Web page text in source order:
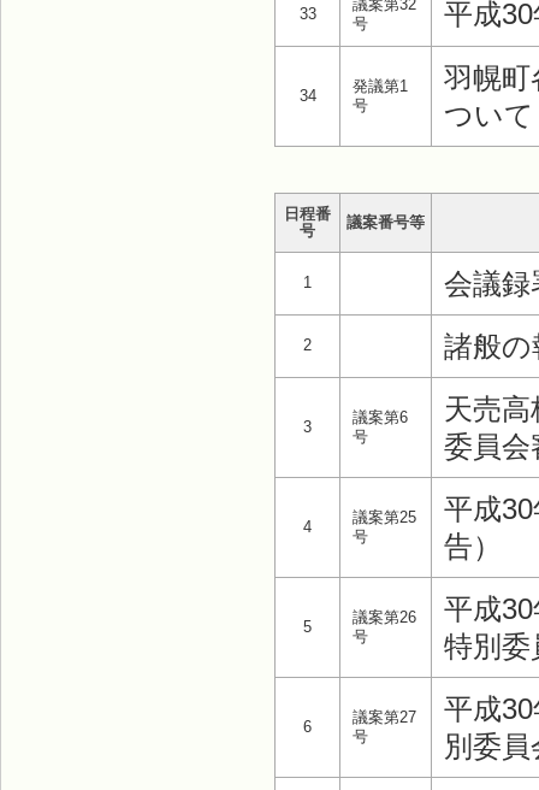
33
議案第32
号
平成
34
発議第1
号
羽幌町
ついて
日程番
号
議案番号等
1 会議録
2 諸般の
3
議案第6
号
天売
委員会
4
議案第25
号
平成
告）
5
議案第26
号
平成
特別委
6
議案第27
号
平成
別委